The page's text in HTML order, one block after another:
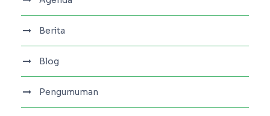
Berita
Blog
Pengumuman